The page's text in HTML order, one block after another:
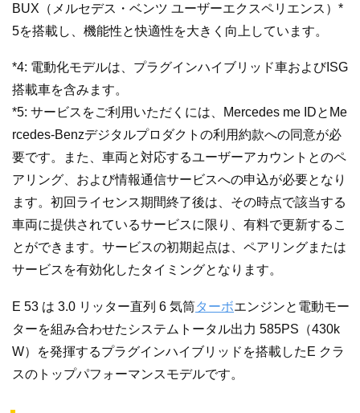
BUX（メルセデス・ベンツ ユーザーエクスペリエンス）*
5を搭載し、機能性と快適性を大きく向上しています。
*4: 電動化モデルは、プラグインハイブリッド車およびISG
搭載車を含みます。
*5: サービスをご利用いただくには、Mercedes me IDとMe
rcedes-Benzデジタルプロダクトの利用約款への同意が必
要です。また、車両と対応するユーザーアカウントとのペ
アリング、および情報通信サービスへの申込が必要となり
ます。初回ライセンス期間終了後は、その時点で該当する
車両に提供されているサービスに限り、有料で更新するこ
とができます。サービスの初期起点は、ペアリングまたは
サービスを有効化したタイミングとなります。
E 53 は 3.0 リッター直列 6 気筒ターボエンジンと電動モー
ターを組み合わせたシステムトータル出力 585PS（430k
W）を発揮するプラグインハイブリッドを搭載したE クラ
スのトップパフォーマンスモデルです。